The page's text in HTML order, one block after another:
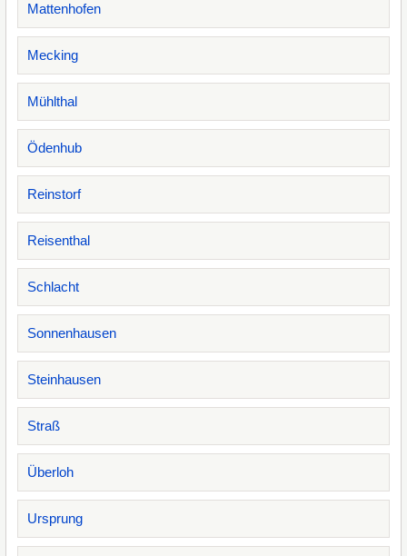
Mattenhofen
Mecking
Mühlthal
Ödenhub
Reinstorf
Reisenthal
Schlacht
Sonnenhausen
Steinhausen
Straß
Überloh
Ursprung